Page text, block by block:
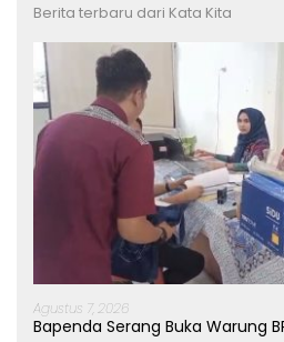
Berita terbaru dari Kata Kita
Agustus 7, 2026
Bapenda Serang Buka Warung